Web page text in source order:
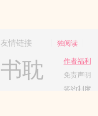
友情链接 独阅读
书耽
作者福利
免责声明
签约制度